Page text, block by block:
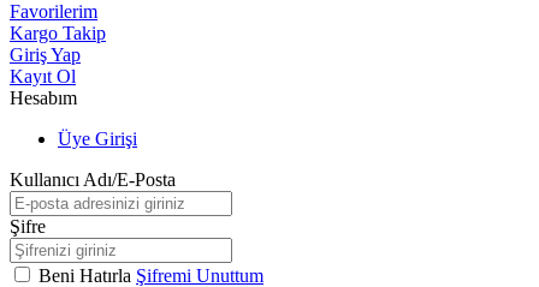
Favorilerim
Kargo Takip
Giriş Yap
Kayıt Ol
Hesabım
Üye Girişi
Kullanıcı Adı/E-Posta
Şifre
Beni Hatırla Şifremi Unuttum